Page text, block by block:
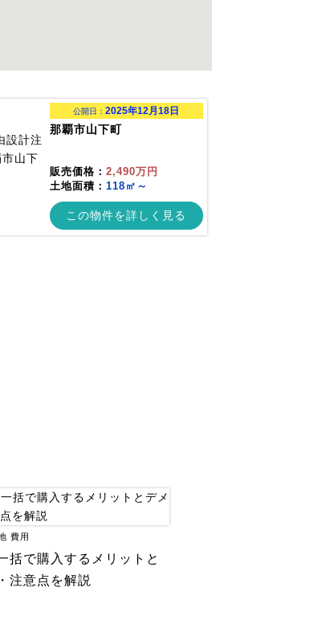
公開日：2025年12月18日
那覇市山下町
販売価格： 2,490万円
土地面積： 118㎡～
この物件を詳しく見る
費用
括で購入するメリットと
注意点を解説